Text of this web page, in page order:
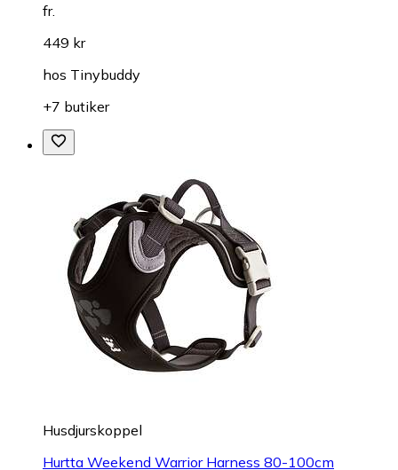
fr.
449 kr
hos Tinybuddy
+7 butiker
Husdjurskoppel
Hurtta Weekend Warrior Harness 80-100cm